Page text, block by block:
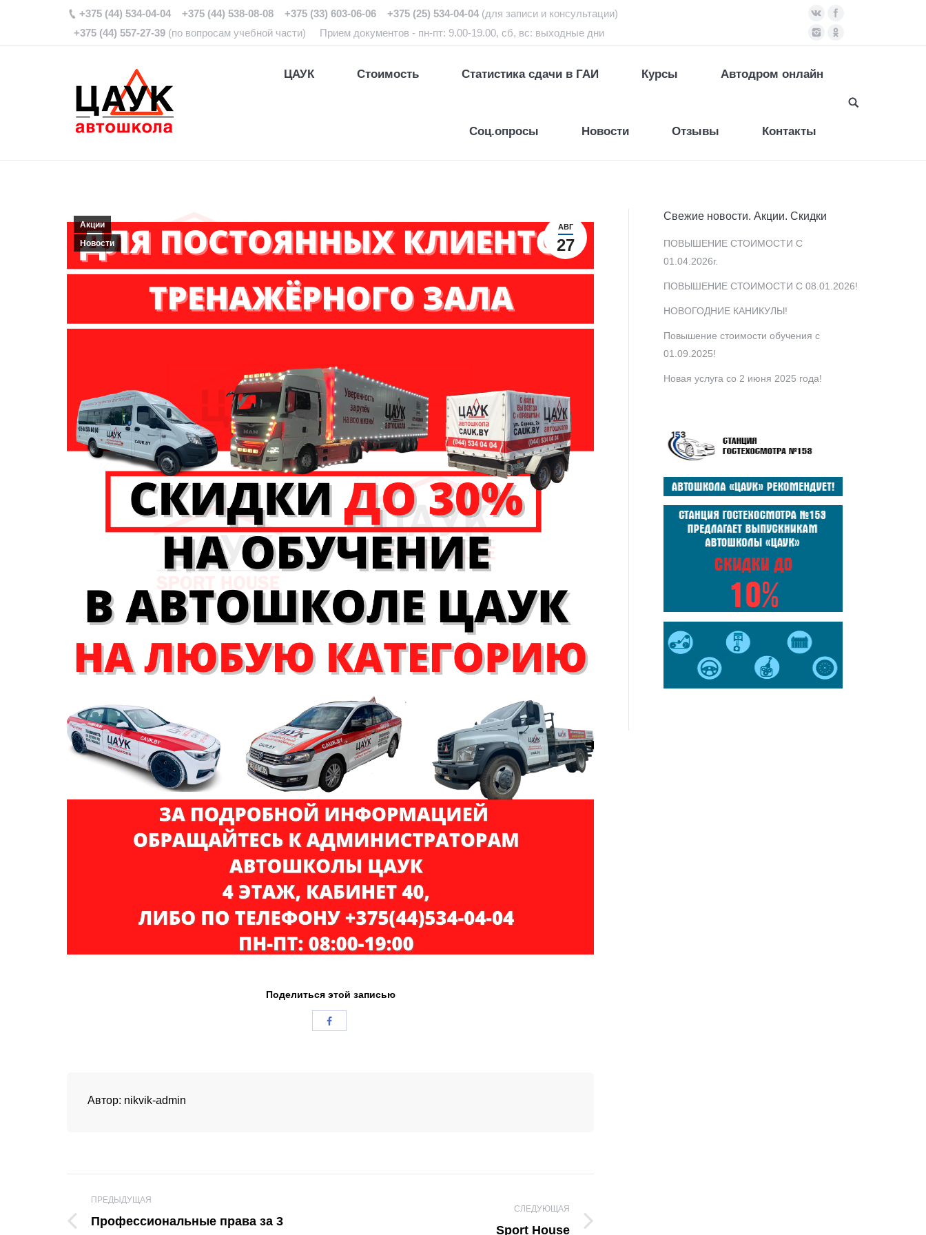
+375 (44) 534-04-04 +375 (44) 538-08-08 +375 (33) 603-06-06 +375 (25) 534-04-04 (для записи и консультации)
+375 (44) 557-27-39 (по вопросам учебной части) Прием документов - пн-пт: 9.00-19.00, сб, вс: выходные дни
ЦАУК Стоимость Статистика сдачи в ГАИ Курсы Автодром онлайн
Соц.опросы Новости Отзывы Контакты
АВГ
27
Акции
Новости
Поделиться этой записью
Автор: nikvik-admin
по
ПРЕДЫДУЩАЯ
Предыдущая
Профессиональные права за 3
СЛЕДУЮЩАЯ
Sport House
Свежие новости. Акции. Скидки
ПОВЫШЕНИЕ СТОИМОСТИ С
01.04.2026г.
ПОВЫШЕНИЕ СТОИМОСТИ С 08.01.2026!
НОВОГОДНИЕ КАНИКУЛЫ!
Повышение стоимости обучения с
01.09.2025!
Новая услуга со 2 июня 2025 года!